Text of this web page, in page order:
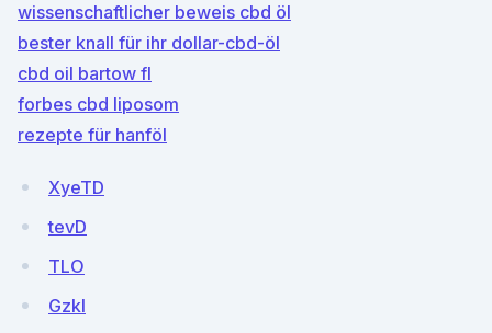
wissenschaftlicher beweis cbd öl
bester knall für ihr dollar-cbd-öl
cbd oil bartow fl
forbes cbd liposom
rezepte für hanföl
XyeTD
tevD
TLO
GzkI